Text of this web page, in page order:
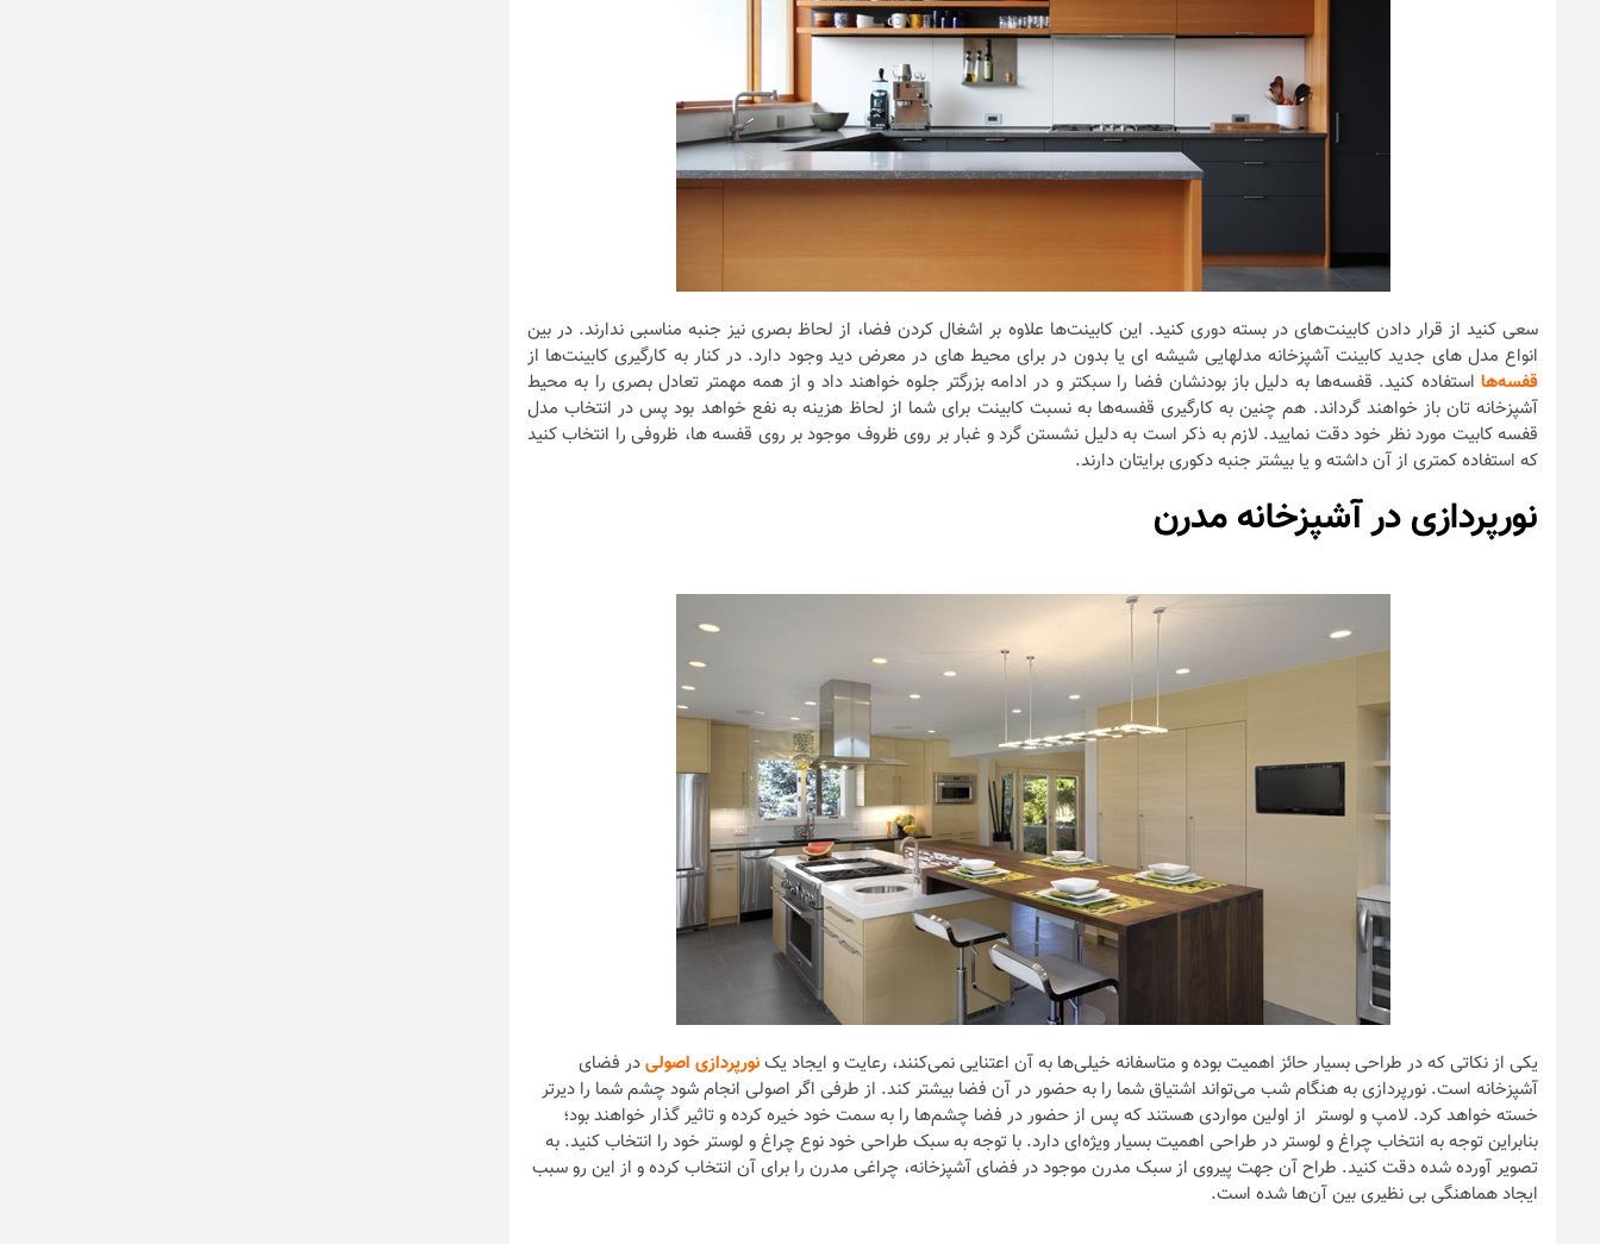
سعی کنید از قرار دادن کابینت‌های در بسته دوری کنید. این کابینت‌ها علاوه بر اشغال کردن فضا، از لحاظ بصری نیز جنبه‌ مناسبی ندارند. در بین
انواع مدل های جدید کابینت آشپزخانه مدلهایی شیشه ای یا بدون در برای محیط های در معرض دید وجود دارد. در کنار به کارگیری کابینت‌ها از
قفسه‌ها استفاده کنید. قفسه‌ها به دلیل باز بودنشان فضا را سبکتر و در ادامه بزرگتر جلوه خواهند داد و از همه مهمتر تعادل بصری را به محیط
آشپزخانه تان باز خواهند گرداند. هم چنین به کارگیری قفسه‌ها به نسبت کابینت برای شما از لحاظ هزینه به نفع خواهد بود پس در انتخاب مدل
قفسه کابیت مورد نظر خود دقت نمایید. لازم به ذکر است به دلیل نشستن گرد و غبار بر روی ظروف موجود بر روی قفسه ها، ظروفی را انتخاب کنید
که استفاده‌ کمتری از آن داشته و یا بیشتر جنبه‌ دکوری برایتان دارند.
نورپردازی در آشپزخانه مدرن
یکی از نکاتی که در طراحی بسیار حائز اهمیت بوده و متاسفانه خیلی‌ها به آن اعتنایی نمی‌کنند، رعایت و ایجاد یکنورپردازی اصولیدر فضای
آشپزخانه است. نورپردازی به هنگام شب می‌تواند اشتیاق شما را به حضور در آن فضا بیشتر کند. از طرفی اگر اصولی انجام شود چشم شما را دیرتر
خسته خواهد کرد. لامپ و لوستر از اولین مواردی هستند که پس از حضور در فضا چشم‌ها را به سمت خود خیره کرده و تاثیر گذار خواهند بود؛
بنابراین توجه به انتخاب چراغ و لوستر در طراحی اهمیت بسیار ویژه‌ای دارد. با توجه به سبک طراحی خود نوع چراغ و لوستر خود را انتخاب کنید. به
تصویر آورده شده دقت کنید. طراح آن جهت پیروی از سبک مدرن موجود در فضای آشپزخانه، چراغی مدرن را برای آن انتخاب کرده و از این رو سبب
ایجاد هماهنگی بی نظیری بین آن‌ها شده است.